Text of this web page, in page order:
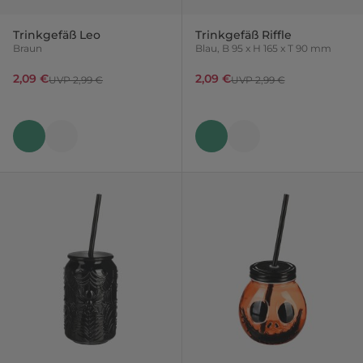
Trinkgefäß Leo
Braun
2,09 €UVP 2,99 €
Trinkgefäß Riffle
Blau, B 95 x H 165 x T 90 mm
2,09 €UVP 2,99 €